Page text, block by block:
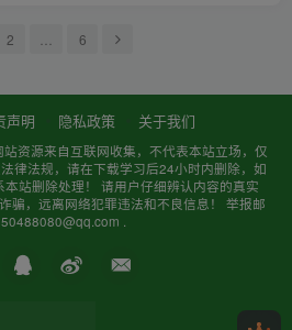
2 6
声明 隐私政策 关于我们
站资源来自互联网收集，不代表本站立场，仅
律法规，请在下载学习后24小时内删除，如
站删除处理！ 请用户仔细辨认内容的真实
骗，远离网络犯罪违法和不良信息！ 举报邮
.